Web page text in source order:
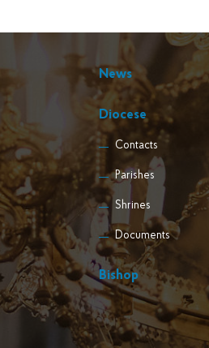
News
Diocese
Contacts
Parishes
Shrines
Documents
Bishop